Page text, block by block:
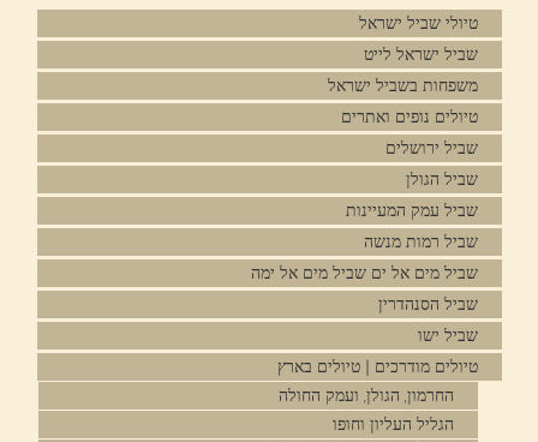
טיולי שביל ישראל
שביל ישראל לייט
משפחות בשביל ישראל
טיולים נופים ואתרים
שביל ירושלים
שביל הגולן
שביל עמק המעיינות
שביל רמות מנשה
שביל מים אל ים שביל מים אל ימה
שביל הסנהדרין
שביל ישו
טיולים מודרכים | טיולים בארץ
החרמון, הגולן, ועמק החולה
הגליל העליון וחופו